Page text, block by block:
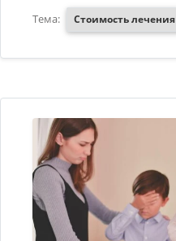
Тема: Стоимость лечения